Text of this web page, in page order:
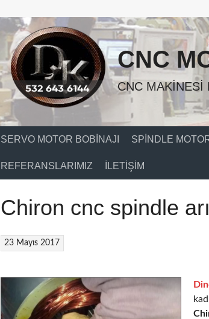
CNC
CNC MAKINESI
SERVO MOTOR BOBINAJI SPINDLE
REFERANSLARIMIZ İLETIŞIM
Chiron cnc spindle
23 Mayıs 2017